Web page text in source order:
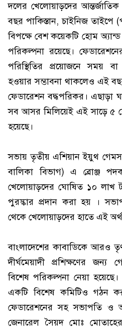
দলের খেলোয়াড়দের
বছর পাকিস্তান, চাইনিজ তাইপে
বিপক্ষে বেশ কয়েকটি হোম
পরিকল্পনা রয়েছে।
পরিস্থিতির প্রয়োজনে সময় বা
হওয়ার সম্ভাবনা থাকলেও এই
ফেডারেশন বদ্ধপরিকর। এছাড়া
সব আসর মিলিয়েই এই সাড়ে ৫
হয়েছে।
সভায় তৃতীয় এশিয়ান ইয়ুথ
বালিকা বিভাগ) এ ব্রোঞ্জ
খেলোয়াড়দের ঘোষিত ১০ লাখ
পুরস্কার প্রদান করা হয় ।
থেকে খেলোয়াড়দের হাতে এই
বাংলাদেশের কাবাডিকে আরও
দীর্ঘমেয়াদী প্রশিক্ষণের জন্য
বিশেষ পরিকল্পনা নেয়া
একটি বিশেষ কমিটিও গঠন
ফেডারেশনের সহ সভাপতি ও
জেনারেল সৈয়দ মোঃ